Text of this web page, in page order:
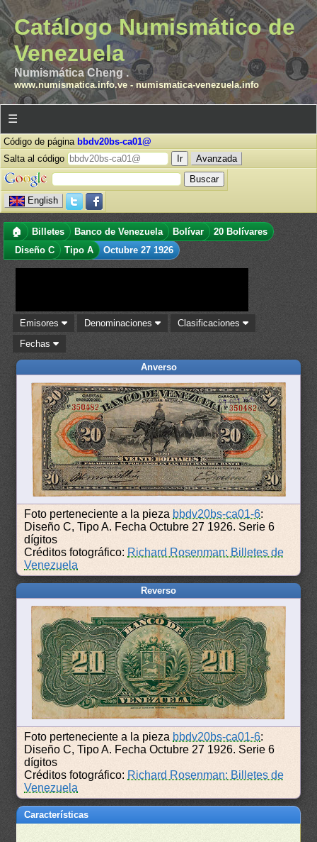
Catálogo Numismático de
Venezuela
Numismática Cheng .
www.numismatica.info.ve- numismatica-venezuela.info
☰
Código de página bbdv20bs-ca01@
Salta al código
Avanzada
English
🏠 Billetes Banco de Venezuela Bolívar
20 Bolívares
Diseño C
Tipo A Octubre 27 1926
Emisores Denominaciones
Clasificaciones
Fechas
Anverso
Foto perteneciente a la pieza bbdv20bs-ca01-6:
Diseño C, Tipo A. Fecha Octubre 27 1926. Serie 6
dígitos
Créditos fotográfico: Richard Rosenman: Billetes de
Venezuela
Reverso
Foto perteneciente a la pieza bbdv20bs-ca01-6:
Diseño C, Tipo A. Fecha Octubre 27 1926. Serie 6
dígitos
Créditos fotográfico: Richard Rosenman: Billetes de
Venezuela
Características